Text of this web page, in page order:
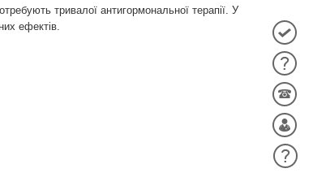
тривалої антигормональної терапії. У
ефектів.